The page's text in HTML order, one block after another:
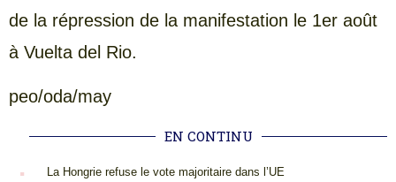
de la répression de la manifestation le 1er août
à Vuelta del Rio.
peo/oda/may
EN CONTINU
. La Hongrie refuse le vote majoritaire dans l’UE